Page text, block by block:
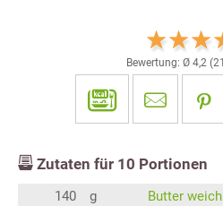
Bewertung: Ø 4,2(21
Zutaten für 10 Portionen
140 g
Butter weich